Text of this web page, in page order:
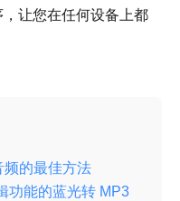
让您在任何设备上都
频的最佳方法
功能的蓝光转 MP3